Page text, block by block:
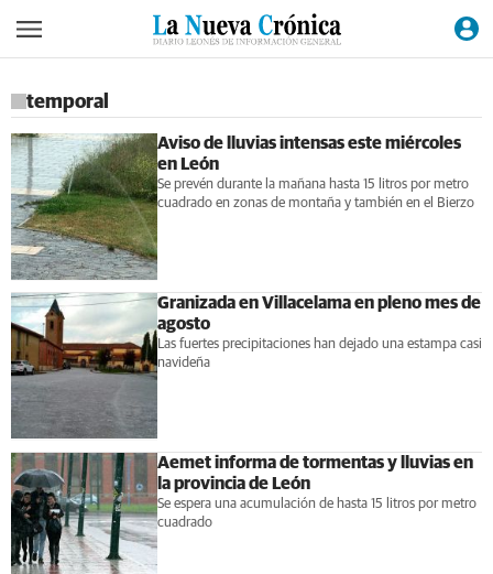
temporal
Aviso de lluvias intensas este miércoles
en León
Se prevén durante la mañana hasta 15 litros por metro
cuadrado en zonas de montaña y también en el Bierzo
Granizada en Villacelama en pleno mes de
agosto
Las fuertes precipitaciones han dejado una estampa casi
navideña
Aemet informa de tormentas y lluvias en
la provincia de León
Se espera una acumulación de hasta 15 litros por metro
cuadrado